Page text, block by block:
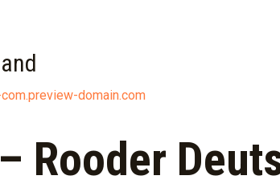
domain.com
Rooder